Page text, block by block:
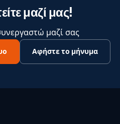
μαζί μας!
μαζί σας
Αφήστε το μήνυμα